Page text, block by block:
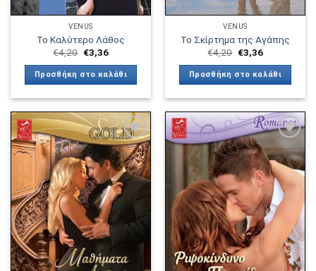
VENUS
Το Καλύτερο Λάθος
€4,20 €3,36
Προσθήκη στο καλάθι
VENUS
Το Σκίρτημα της Αγάπης
€4,20 €3,36
Προσθήκη στο καλάθι
Πρόσθήκη
στην λίστα
επιθυμιών
Πρόσθήκη
στην λίστα
επιθυμιών